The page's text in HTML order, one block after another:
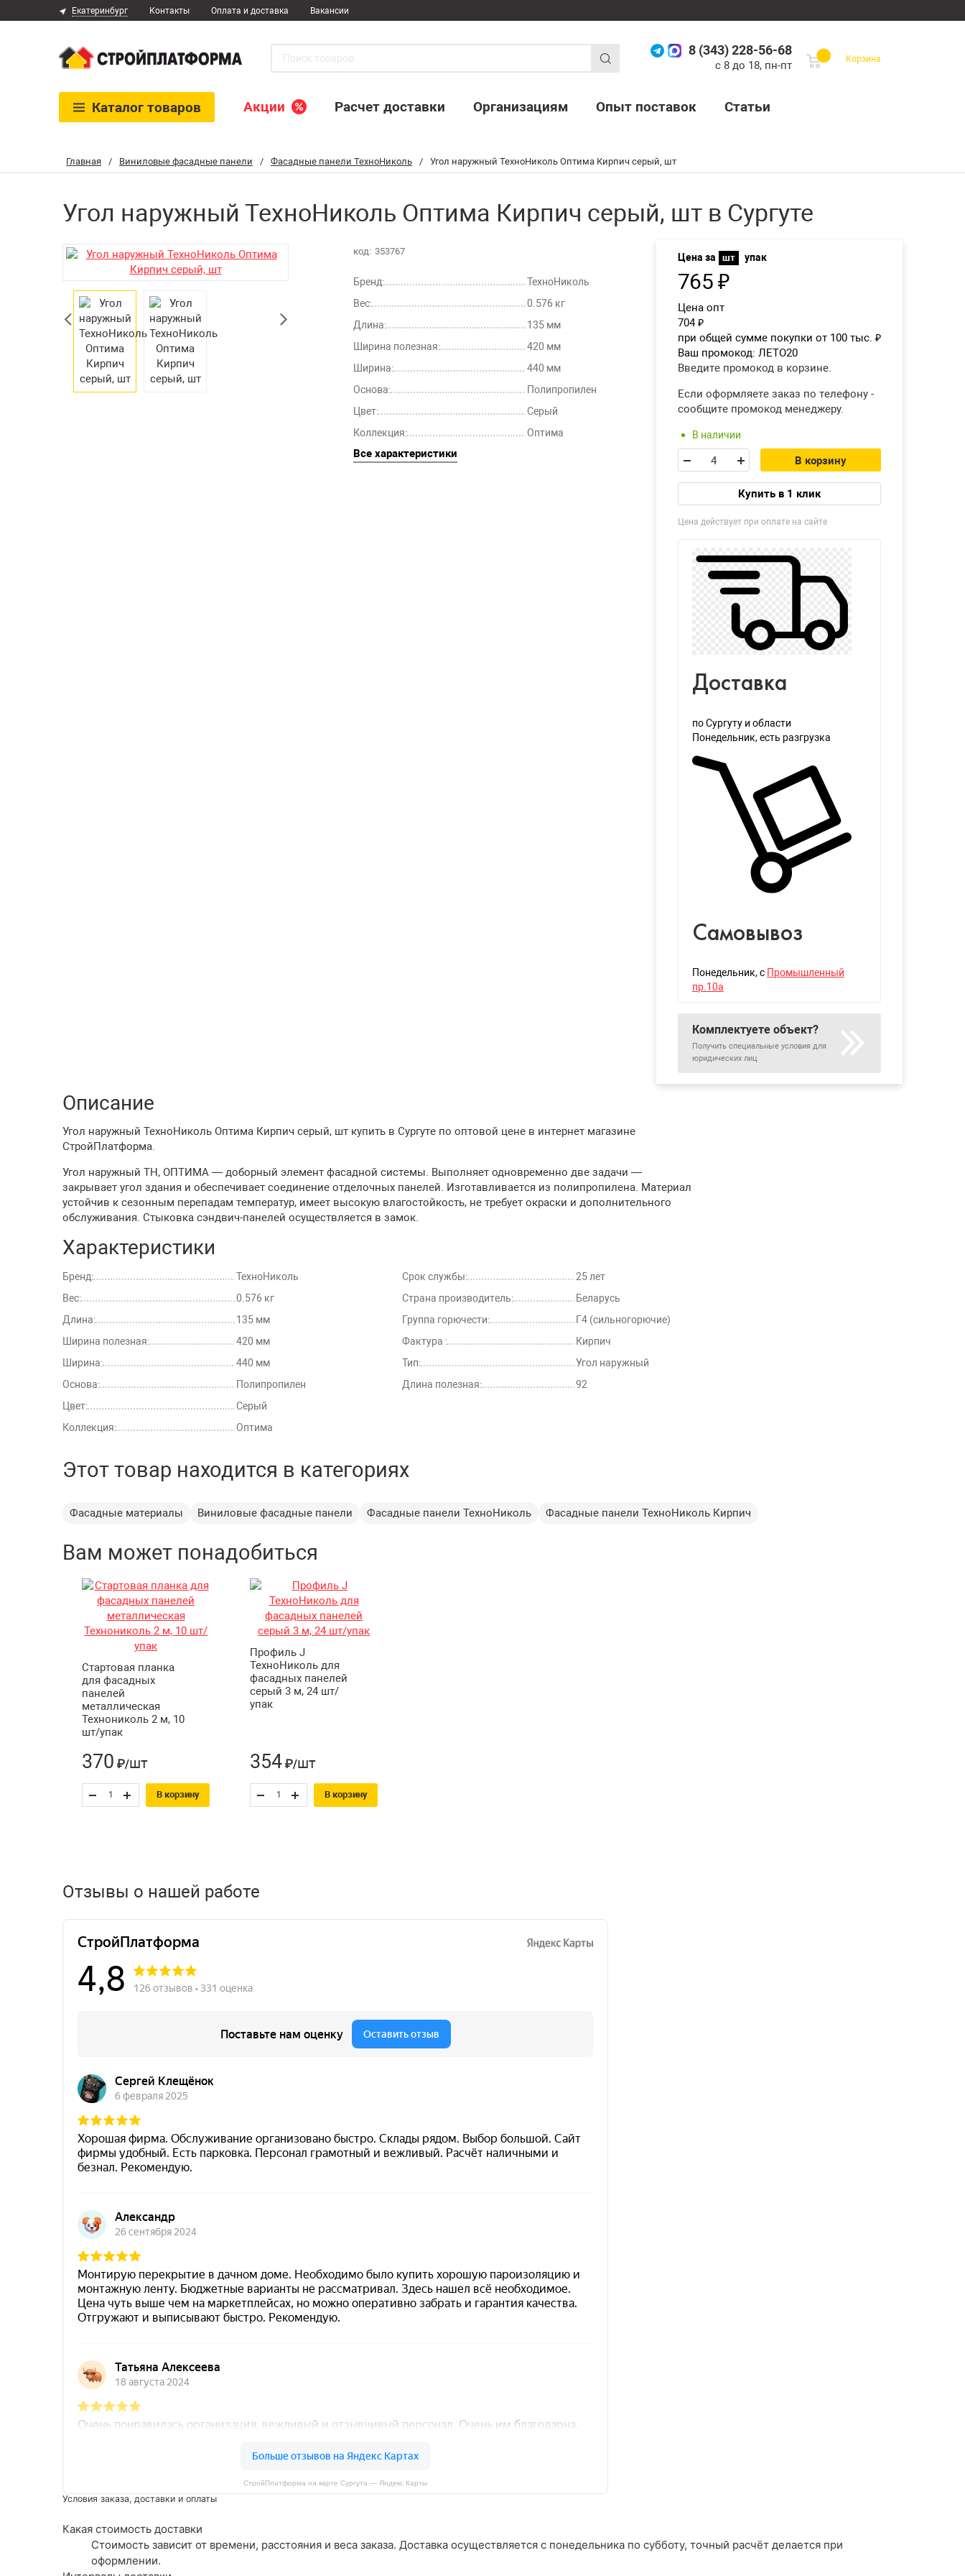
Главная / Виниловые фасадные панели / Фасадные панели ТехноНиколь / Угол наружный ТехноНиколь Оптима Кирпич серый, шт
Угол наружный ТехноНиколь Оптима Кирпич серый, шт в Сургуте
код: 353767
Бренд:
ТехноНиколь
Вес:
0.576 кг
Длина:
135 мм
Ширина полезная:
420 мм
Ширина:
440 мм
Основа:
Полипропилен
Цвет:
Серый
Коллекция:
Оптима
Все характеристики
Цена за шт упак
765 ₽
Цена опт
704 ₽
при общей сумме покупки от 100 тыс. ₽
Ваш промокод: ЛЕТО20
Введите промокод в корзине.
Если оформляете заказ по телефону -
сообщите промокод менеджеру.
В наличии
В корзину
Купить в 1 клик
Цена действует при оплате на сайте
Доставка
по Сургуту и области
Понедельник, есть разгрузка
Самовывоз
Понедельник, с Промышленный
пр.10а
Комплектуете объект?
Получить специальные условия для
юридических лиц
Описание
Угол наружный ТехноНиколь Оптима Кирпич серый, шт купить в Сургуте по оптовой цене в интернет магазине
СтройПлатформа.
Угол наружный ТН, ОПТИМА — доборный элемент фасадной системы. Выполняет одновременно две задачи —
закрывает угол здания и обеспечивает соединение отделочных панелей. Изготавливается из полипропилена. Материал
устойчив к сезонным перепадам температур, имеет высокую влагостойкость, не требует окраски и дополнительного
обслуживания. Стыковка сэндвич-панелей осуществляется в замок.
Характеристики
Бренд:
ТехноНиколь
Вес:
0.576 кг
Длина:
135 мм
Ширина полезная:
420 мм
Ширина:
440 мм
Основа:
Полипропилен
Цвет:
Серый
Коллекция:
Оптима
Срок службы:
25 лет
Страна производитель:
Беларусь
Группа горючести:
Г4 (сильногорючие)
Фактура :
Кирпич
Тип:
Угол наружный
Длина полезная:
92
Этот товар находится в категориях
Фасадные материалы Виниловые фасадные панели Фасадные панели ТехноНиколь Фасадные панели ТехноНиколь Кирпич
Вам может понадобиться
Стартовая планка
для фасадных
панелей
металлическая
Технониколь 2 м, 10
шт/упак
370 ₽/шт
В корзину
Профиль J
ТехноНиколь для
фасадных панелей
серый 3 м, 24 шт/
упак
354 ₽/шт
В корзину
Отзывы о нашей работе
СтройПлатформа на карте Сургута — Яндекс Карты
Условия заказа, доставки и оплаты
Какая стоимость доставки
Стоимость зависит от времени, расстояния и веса заказа. Доставка осуществляется с понедельника по субботу, точный расчёт делается при
оформлении.
Екатеринбург Контакты Оплата и доставка Вакансии
8 (343) 228-56-68
с 8 до 18, пн-пт
Корзина
Каталог товаров Акции Расчет доставки Организациям Опыт поставок Статьи